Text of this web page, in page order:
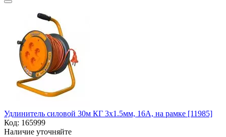
Удлинитель силовой 30м КГ 3х1.5мм, 16А, на рамке [11985]
Код: 165999
Наличие уточняйте